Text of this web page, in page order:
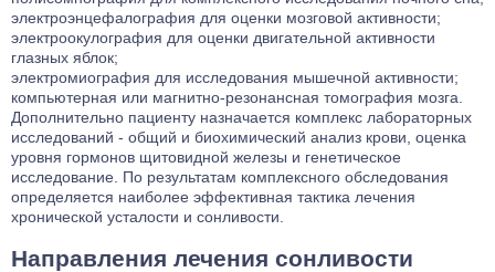
электроэнцефалография для оценки мозговой активности;
электроокулография для оценки двигательной активности
глазных яблок;
электромиография для исследования мышечной активности;
компьютерная или магнитно-резонансная томография мозга.
Дополнительно пациенту назначается комплекс лабораторных
исследований - общий и биохимический анализ крови, оценка
уровня гормонов щитовидной железы и генетическое
исследование. По результатам комплексного обследования
определяется наиболее эффективная тактика лечения
хронической усталости и сонливости.
Направления лечения сонливости